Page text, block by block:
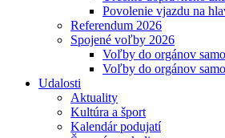
Povolenie vjazdu na
Referendum 2026
Spojené voľby 2026
Voľby do orgánov
Voľby do orgánov
Udalosti
Aktuality
Kultúra a šport
Kalendár podujatí